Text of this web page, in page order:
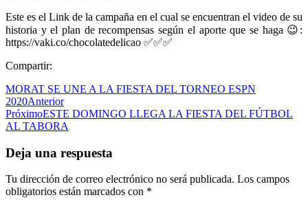
Este es el Link de la campaña en el cual se encuentran el video de su
historia y el plan de recompensas según el aporte que se haga 😉:
https://vaki.co/chocolatedelicao ✅✅✅
Compartir:
MORAT SE UNE A LA FIESTA DEL TORNEO ESPN
2020Anterior
PróximoESTE DOMINGO LLEGA LA FIESTA DEL FÚTBOL
AL TABORA
Deja una respuesta
Tu dirección de correo electrónico no será publicada. Los campos
obligatorios están marcados con *